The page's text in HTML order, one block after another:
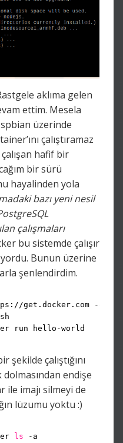
aklıma gelen
ettim. Mesela
üzerinde
çalıştıramaz
çalışan hafif bir
bir sürü
hayalinden yola
bazı yeni nesil
çalışmaları
bu sistemde çalışır
Bunun üzerine
şenlendirdim.
//get .docker.com -o
run hello-world
şekilde çalıştığını
endişe
ile imajı silmeyi de
lüzumu yoktu :)
ls
-a